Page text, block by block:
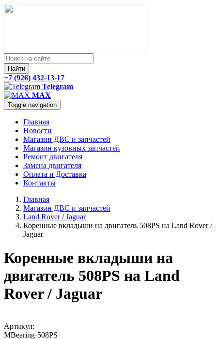
Найти
+7 (926) 432-13-17
Telegram
MAX
Toggle navigation
Главная
Новости
Магазин ДВС и запчастей
Магазин кузовных запчастей
Ремонт двигателя
Замена двигателя
Оплата и Доставка
Контакты
Главная
Магазин ДВС и запчастей
Land Rover / Jaguar
Коренные вкладыши на двигатель 508PS на Land Rover /
Jaguar
Коренные вкладыши на
двигатель 508PS на Land
Rover / Jaguar
Артикул:
MBearing-508PS